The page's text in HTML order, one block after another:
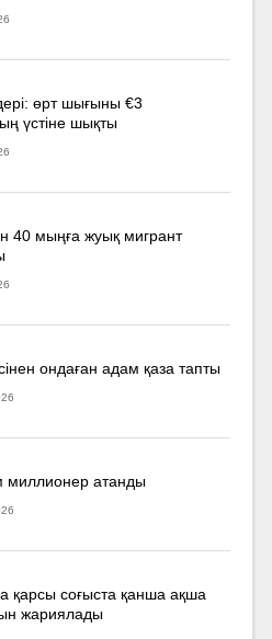
өрт шығыны €3
үстіне шықты
40 мыңға жуық мигрант
ондаған адам қаза тапты
миллионер атанды
қарсы соғыста қанша ақша
жариялады